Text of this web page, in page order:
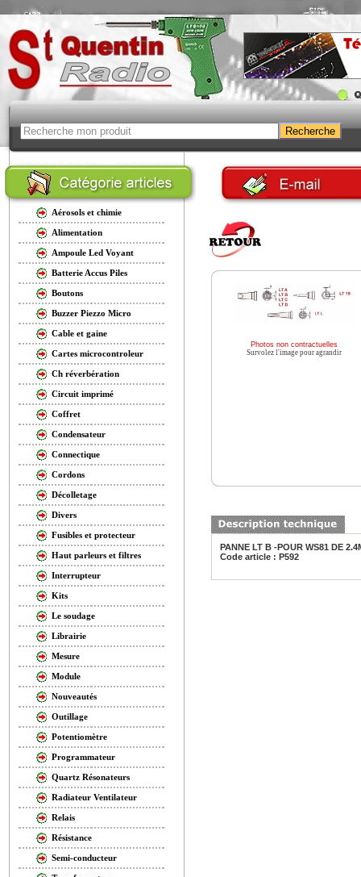
Aérosols et chimie
Alimentation
Ampoule Led Voyant
Batterie Accus Piles
Boutons
Buzzer Piezzo Micro
Cable et gaine
Cartes microcontroleur
Ch réverbération
Circuit imprimé
Coffret
Condensateur
Connectique
Cordons
Décolletage
Divers
Fusibles et protecteur
Haut parleurs et filtres
Interrupteur
Kits
Le soudage
Librairie
Mesure
Module
Nouveautés
Outillage
Potentiomètre
Programmateur
Quartz Résonateurs
Radiateur Ventilateur
Relais
Résistance
Semi-conducteur
Photos non contractuelles
Survolez l'image pour agrandir
PANNE LT B -POUR WS81 DE
Code article : P592